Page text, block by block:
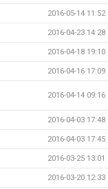
2016-05-14 11:52
2016-04-23 14:28
2016-04-18 19:10
2016-04-16 17:09
2016-04-14 09:16
2016-04-03 17:48
2016-04-03 17:45
2016-03-25 13:01
2016-03-20 12:33